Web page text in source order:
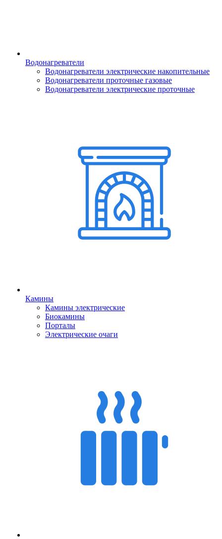
Водонагреватели
Водонагреватели электрические накопительные
Водонагреватели проточные газовые
Водонагреватели электрические проточные
Камины
Камины электрические
Биокамины
Порталы
Электрические очаги